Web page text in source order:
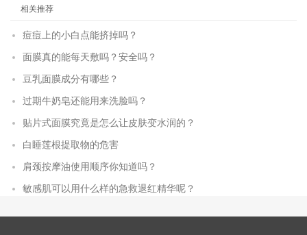
相关推荐
痘痘上的小白点能挤掉吗？
面膜真的能每天敷吗？安全吗？
豆乳面膜成分有哪些？
过期牛奶皂还能用来洗脸吗？
贴片式面膜究竟是怎么让皮肤变水润的？
白睡莲根提取物的危害
肩颈按摩油使用顺序你知道吗？
敏感肌可以用什么样的急救退红精华呢？